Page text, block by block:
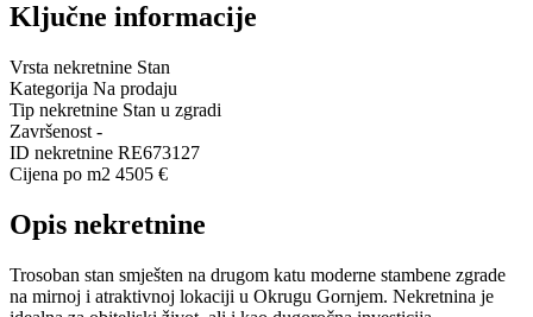
Ključne informacije
Vrsta nekretnine Stan
Kategorija Na prodaju
Tip nekretnine Stan u zgradi
Završenost -
ID nekretnine RE673127
Cijena po m2 4505 €
Opis nekretnine
Trosoban stan smješten na drugom katu moderne stambene zgrade
na mirnoj i atraktivnoj lokaciji u Okrugu Gornjem. Nekretnina je